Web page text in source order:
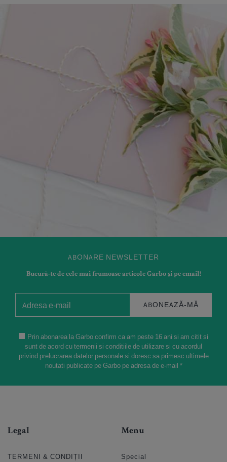
ABONARE NEWSLETTER
Bucură-te de cele mai frumoase articole Garbo și pe email!
ABONEAZĂ-MĂ
Prin abonarea la Garbo confirm ca am peste 16 ani si am citit si
sunt de acord cu termenii si conditiile de utilizare si cu acordul
privind prelucrarea datelor personale si doresc sa primesc ultimele
noutati publicate pe Garbo pe adresa de e-mail *
Legal
TERMENI & CONDIȚII
Menu
Special